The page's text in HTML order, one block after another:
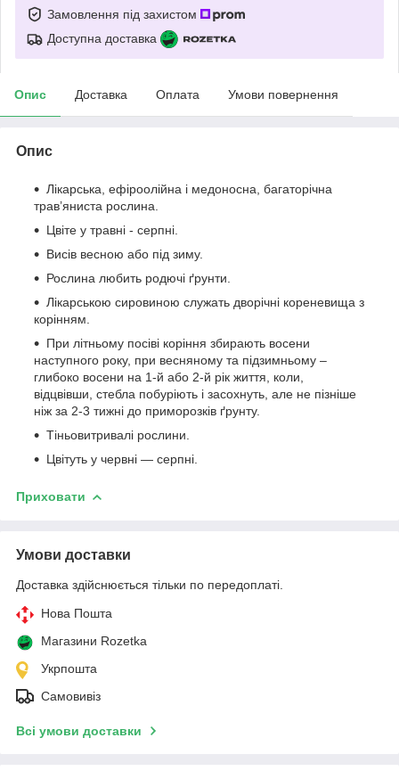
Замовлення під захистом
Доступна доставка
Опис Доставка Оплата Умови повернення
Опис
Лікарська, ефіроолійна і медоносна, багаторічна
трав’яниста рослина.
Цвіте у травні - серпні.
Висів весною або під зиму.
Рослина любить родючі ґрунти.
Лікарською сировиною служать дворічні кореневища з
корінням.
При літньому посіві коріння збирають восени
наступного року, при весняному та підзимньому –
глибоко восени на 1-й або 2-й рік життя, коли,
відцвівши, стебла побуріють і засохнуть, але не пізніше
ніж за 2-3 тижні до приморозків ґрунту.
Тіньовитривалі рослини.
Цвітуть у червні — серпні.
Приховати
Умови доставки
Доставка здійснюється тільки по передоплаті.
Нова Пошта
Магазини Rozetka
Укрпошта
Самовивіз
Всі умови доставки